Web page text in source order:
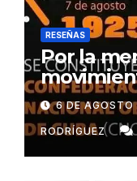
RESEÑAS
Por la
6 DE
RODRÍGUEZ